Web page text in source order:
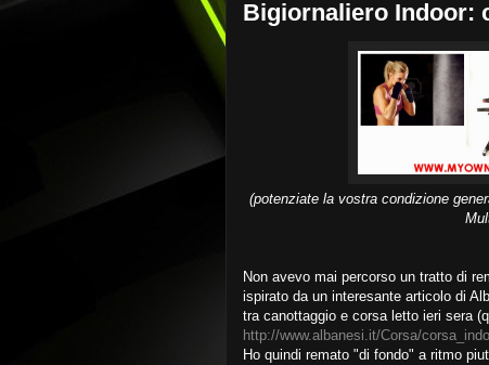
Bigiornaliero Indoor:
(potenziate la vostra condizione
Non avevo mai percorso un tratto di
ispirato da un interesante articolo di
tra canottaggio e corsa letto ieri sera
http://www.albanesi.it/Corsa/
Ho quindi remato "di fondo" a ritmo